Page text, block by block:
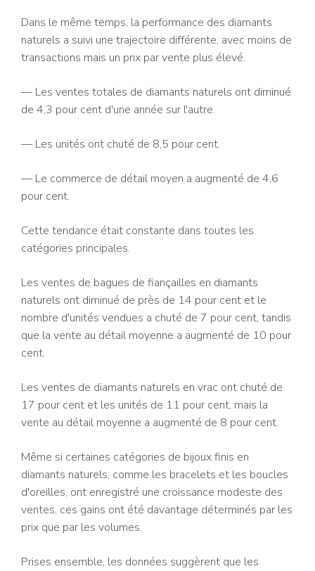
Dans le même temps, la performance des diamants
naturels a suivi une trajectoire différente, avec moins de
transactions mais un prix par vente plus élevé.
— Les ventes totales de diamants naturels ont diminué
de 4,3 pour cent d'une année sur l'autre.
— Les unités ont chuté de 8,5 pour cent.
— Le commerce de détail moyen a augmenté de 4,6
pour cent.
Cette tendance était constante dans toutes les
catégories principales.
Les ventes de bagues de fiançailles en diamants
naturels ont diminué de près de 14 pour cent et le
nombre d'unités vendues a chuté de 7 pour cent, tandis
que la vente au détail moyenne a augmenté de 10 pour
cent.
Les ventes de diamants naturels en vrac ont chuté de
17 pour cent et les unités de 11 pour cent, mais la
vente au détail moyenne a augmenté de 8 pour cent.
Même si certaines catégories de bijoux finis en
diamants naturels, comme les bracelets et les boucles
d'oreilles, ont enregistré une croissance modeste des
ventes, ces gains ont été davantage déterminés par les
prix que par les volumes.
Prises ensemble, les données suggèrent que les